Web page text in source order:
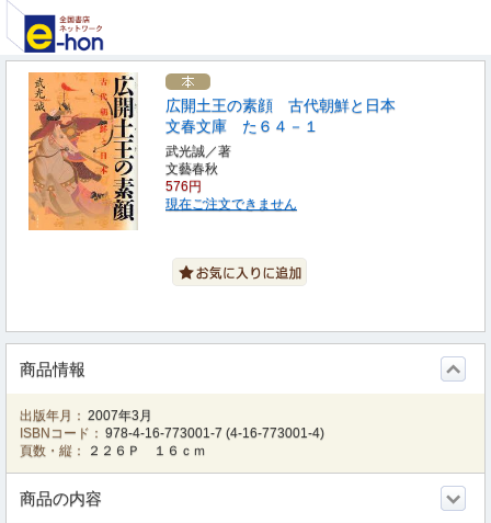
広開土王の素顔 古代朝鮮と日本
文春文庫 た６４－１
武光誠／著
文藝春秋
576円
現在ご注文できません
商品情報
出版年月： 2007年3月
ISBNコード： 978-4-16-773001-7 (4-16-773001-4)
頁数・縦：
２２６Ｐ １６ｃｍ
商品の内容